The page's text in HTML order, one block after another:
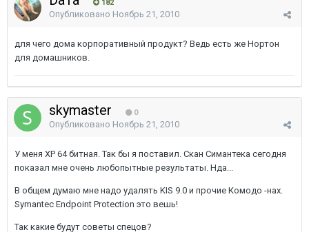
182
Опубликовано Ноябрь 21, 2010
для чего дома корпоративный продукт? Ведь есть же Нортон
для домашников.
skymaster 0
Опубликовано Ноябрь 21, 2010
У меня ХР 64 битная. Так бы я поставил. Скан Симантека сегодня
показал мне очень любопытные результаты. Нда...
В общем думаю мне надо удалять KIS 9.0 и прочие Комодо -нах.
Symantec Endpoint Protection это вешь!
Так какие будут советы спецов?